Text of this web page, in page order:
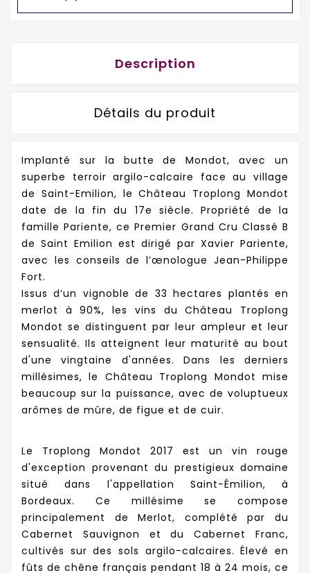
Description
Détails du produit
Implanté sur la butte de Mondot, avec un
superbe terroir argilo-calcaire face au village
de Saint-Emilion, le Château Troplong Mondot
date de la fin du 17e siècle. Propriété de la
famille Pariente, ce Premier Grand Cru Classé B
de Saint Emilion est dirigé par Xavier Pariente,
avec les conseils de l’œnologue Jean-Philippe
Fort.
Issus d’un vignoble de 33 hectares plantés en
merlot à 90%, les vins du Château Troplong
Mondot se distinguent par leur ampleur et leur
sensualité. Ils atteignent leur maturité au bout
d'une vingtaine d'années. Dans les derniers
millésimes, le Château Troplong Mondot mise
beaucoup sur la puissance, avec de voluptueux
arômes de mûre, de figue et de cuir.
Le Troplong Mondot 2017 est un vin rouge
d'exception provenant du prestigieux domaine
situé dans l'appellation Saint-Émilion, à
Bordeaux. Ce millésime se compose
principalement de Merlot, complété par du
Cabernet Sauvignon et du Cabernet Franc,
cultivés sur des sols argilo-calcaires. Élevé en
fûts de chêne français pendant 18 à 24 mois, ce